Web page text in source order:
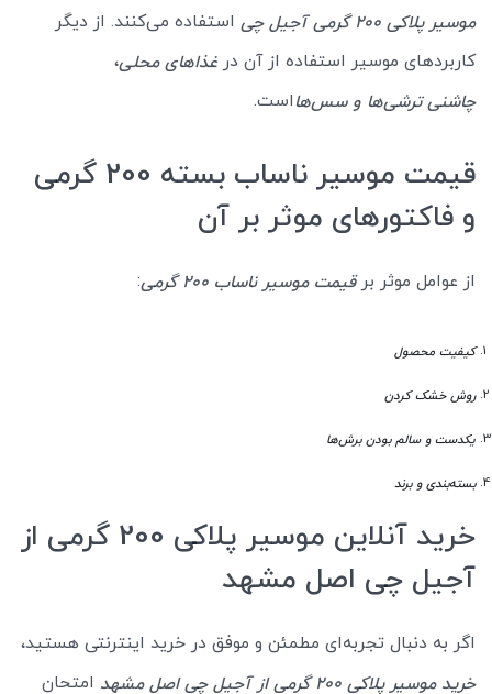
موسیر پلاکی 200 گرمی آجیل چی
استفاده می‌کنند. از دیگر
کاربردهای موسیر استفاده از آن در غذاهای محلی،
چاشنی ترشی‌ها و سس‌هااست.
قیمت موسیر ناساب بسته 200 گرمی
و فاکتورهای موثر بر آن
از عوامل موثر برقیمت موسیر ناساب 200 گرمی :
کیفیت محصول
روش خشک کردن
یکدست و سالم بودن برش‌ها
بسته‌بندی و برند
خرید آنلاین موسیر پلاکی 200 گرمی از
آجیل چی اصل مشهد
اگر به دنبال تجربه‌ای مطمئن و موفق در خرید اینترنتی هستید،
خرید موسیر پلاکی 200 گرمی از آجیل چی اصل مشهد
امتحان